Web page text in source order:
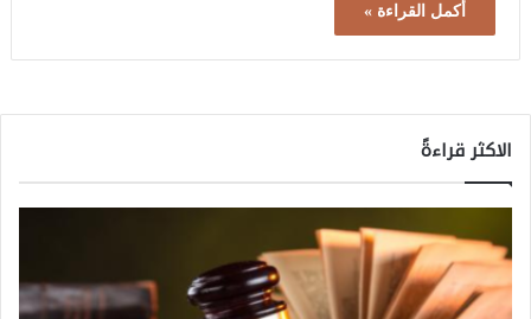
أكمل القراءة »
الاكثر قراءةً